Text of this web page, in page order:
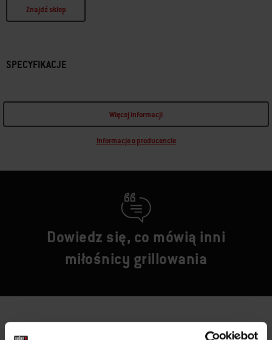
Znajdź sklep
SPECYFIKACJE
Więcej informacji
Informacje o producencie
Dowiedz się, co mówią inni
miłośnicy grillowania